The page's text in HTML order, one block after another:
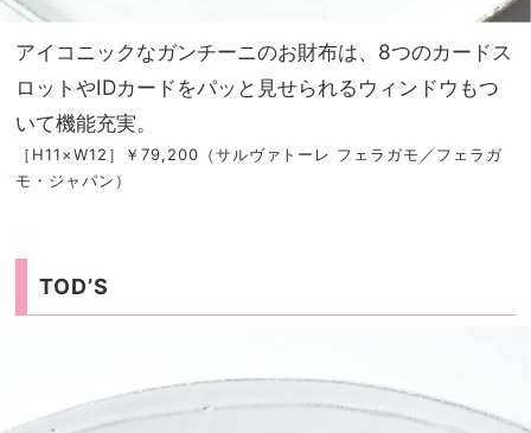
アイコニックなガンチーニのお財布は、8つのカードス
ロットやIDカードをパッと見せられるウィンドウもつ
いて機能充実。
［H11×W12］￥79,200（サルヴァトーレ フェラガモ／フェラガ
モ・ジャパン）
TOD’S